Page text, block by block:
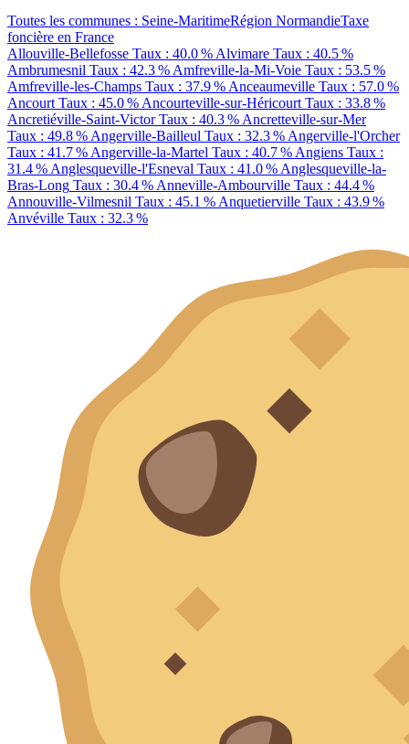
Toutes les communes : Seine-MaritimeRégion NormandieTaxe
foncière en France
Allouville-Bellefosse Taux : 40.0 % Alvimare Taux : 40.5 %
Ambrumesnil Taux : 42.3 % Amfreville-la-Mi-Voie Taux : 53.5 %
Amfreville-les-Champs Taux : 37.9 % Anceaumeville Taux : 57.0 %
Ancourt Taux : 45.0 % Ancourteville-sur-Héricourt Taux : 33.8 %
Ancretiéville-Saint-VictorTaux : 40.3 % Ancretteville-sur-Mer
Taux : 49.8 % Angerville-Bailleul Taux : 32.3 % Angerville-l'Orcher
Taux : 41.7 % Angerville-la-Martel Taux : 40.7 % Angiens Taux :
31.4 % Anglesqueville-l'Esneval Taux : 41.0 % Anglesqueville-la-
Bras-Long Taux : 30.4 % Anneville-Ambourville Taux : 44.4 %
Annouville-Vilmesnil Taux : 45.1 % Anquetierville Taux : 43.9 %
Anvéville Taux : 32.3 %